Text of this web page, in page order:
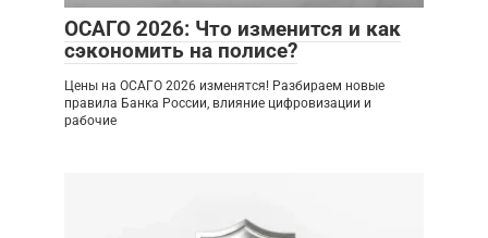
ОСАГО 2026: Что изменится и как
сэкономить на полисе?
Цены на ОСАГО 2026 изменятся! Разбираем новые
правила Банка России, влияние цифровизации и
рабочие